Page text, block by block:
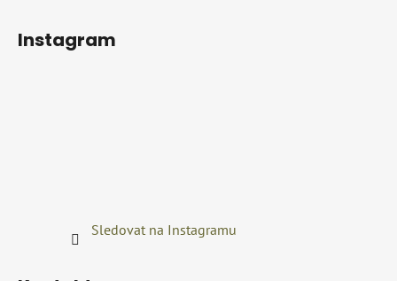
Instagram
Sledovat na Instagramu